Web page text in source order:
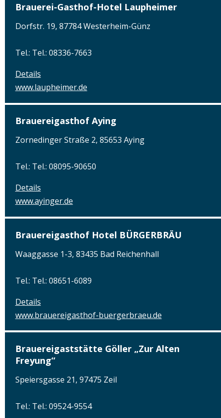
Brauerei-Gasthof-Hotel Laupheimer
Dorfstr. 19, 87784 Westerheim-Günz
Tel.: Tel.: 08336-7663
Details
www.laupheimer.de
Brauereigasthof Aying
Zornedinger Straße 2, 85653 Aying
Tel.: Tel.: 08095-90650
Details
www.ayinger.de
Brauereigasthof Hotel BÜRGERBRÄU
Waaggasse 1-3, 83435 Bad Reichenhall
Tel.: Tel.: 08651-6089
Details
www.brauereigasthof-buergerbraeu.de
Brauereigaststätte Göller „Zur Alten
Freyung“
Speiersgasse 21, 97475 Zeil
Tel.: Tel.: 09524-9554